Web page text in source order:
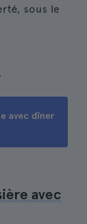
sous le
avec dîner
avec